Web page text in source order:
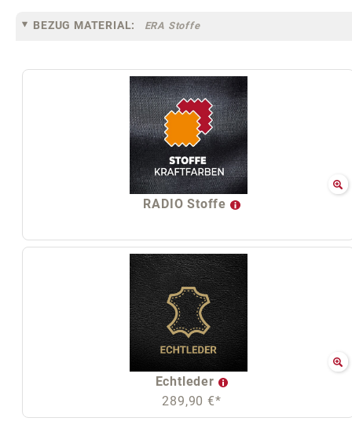
BEZUG MATERIAL: ERA Stoffe
RADIO Stoffe
Echtleder
289,90 €*